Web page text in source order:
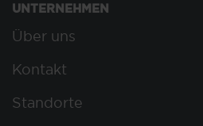
UNTERNEHMEN
Über uns
Kontakt
Standorte